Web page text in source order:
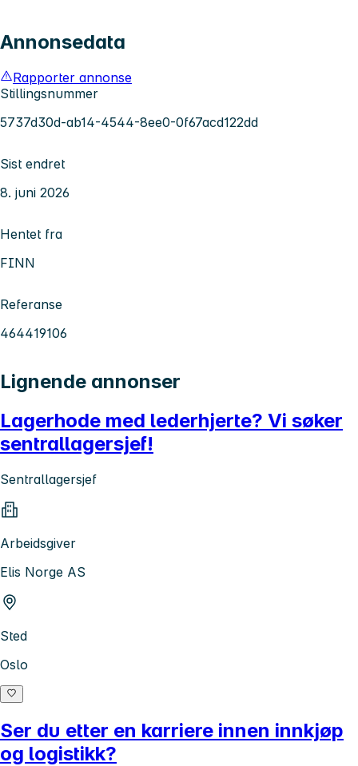
Annonsedata
Rapporter annonse
Stillingsnummer
5737d30d-ab14-4544-8ee0-0f67acd122dd
Sist endret
8. juni 2026
Hentet fra
FINN
Referanse
464419106
Lignende annonser
Lagerhode med lederhjerte? Vi søker
sentrallagersjef!
Sentrallagersjef
Arbeidsgiver
Elis Norge AS
Sted
Oslo
Ser du etter en karriere innen innkjøp
og logistikk?